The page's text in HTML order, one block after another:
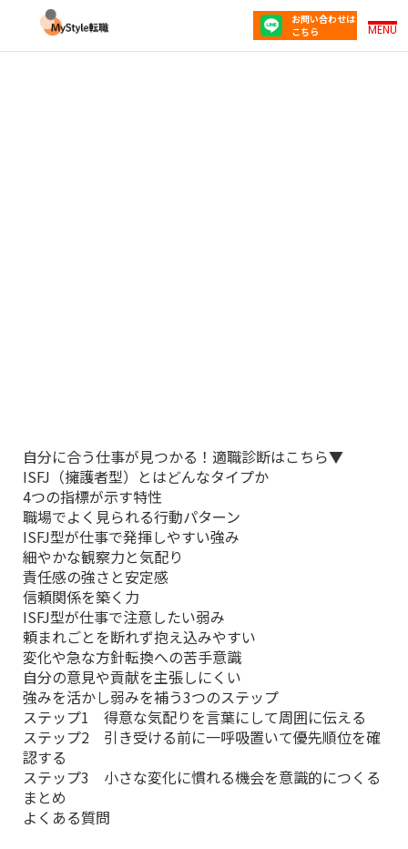
自分に合う仕事が見つかる！適職診断はこちら▼
ISFJ（擁護者型）とはどんなタイプか
4つの指標が示す特性
職場でよく見られる行動パターン
ISFJ型が仕事で発揮しやすい強み
細やかな観察力と気配り
責任感の強さと安定感
信頼関係を築く力
ISFJ型が仕事で注意したい弱み
頼まれごとを断れず抱え込みやすい
変化や急な方針転換への苦手意識
自分の意見や貢献を主張しにくい
強みを活かし弱みを補う3つのステップ
ステップ1 得意な気配りを言葉にして周囲に伝える
ステップ2 引き受ける前に一呼吸置いて優先順位を確
認する
ステップ3 小さな変化に慣れる機会を意識的につくる
まとめ
よくある質問
お問い合わせは
こちら
MENU